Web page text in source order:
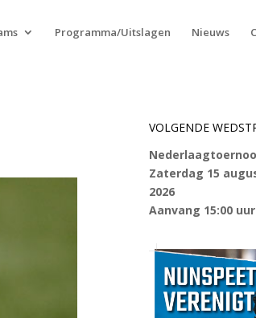
Programma/Uitslagen Nieuws
VOLGENDE
Zaterdag 15
2026
Aanvang 15:00 uur